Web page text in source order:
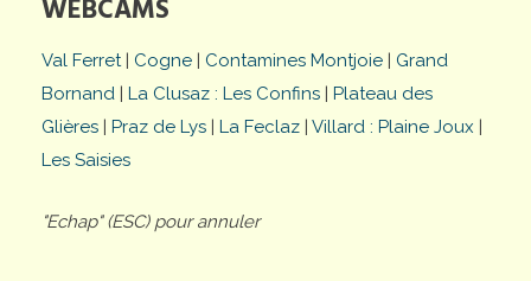
WEBCAMS
Val Ferret| Cogne | Contamines Montjoie | Grand
Bornand | La Clusaz : Les Confins | Plateau des
Glières | Praz de Lys | La Feclaz | Villard : Plaine Joux |
Les Saisies
"Echap" (ESC) pour annuler